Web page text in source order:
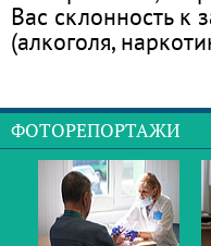
Вас склонность к
(алкоголя,
ФОТОРЕПОРТАЖИ